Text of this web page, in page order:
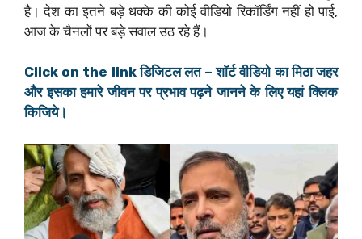
है। देश का इतने बड़े धक्के की कोई वीडियो रिकॉर्डिंग नहीं हो पाई,
आज के चैनलों पर बड़े सवाल उठ रहे हैं।
Click on the link डिजिटल लत – शाॅर्ट वीडियो का मिठा जहर
और इसका हमारे जीवन पर प्रभाव पढ़ने जानने के लिए यहां क्लिक
किजिये।